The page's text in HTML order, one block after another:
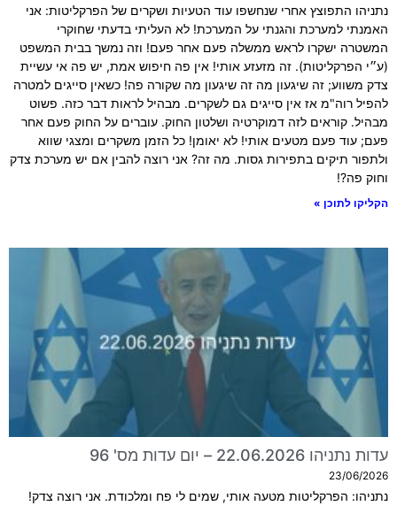
נתניהו התפוצץ אחרי שנחשפו עוד הטעיות ושקרים של הפרקליטות: אני
האמנתי למערכת והגנתי על המערכת! לא העליתי בדעתי שחוקרי
המשטרה ישקרו לראש ממשלה פעם אחר פעם! וזה נמשך בבית המשפט
(ע״י הפרקליטות). זה מזעזע אותי! אין פה חיפוש אמת, יש פה אי עשיית
צדק משווע; זה שיגעון מה זה שיגעון מה שקורה פה! כשאין סייגים למטרה
להפיל רוה"מ אז אין סייגים גם לשקרים. מבהיל לראות דבר כזה. פשוט
מבהיל. קוראים לזה דמוקרטיה ושלטון החוק. עוברים על החוק פעם אחר
פעם; עוד פעם מטעים אותי! לא יאומן! כל הזמן משקרים ומצגי שווא
ולתפור תיקים בתפירות גסות. מה זה? אני רוצה להבין אם יש מערכת צדק
וחוק פה?!
הקליקו לתוכן »
עדות נתניהו 22.06.2026 – יום עדות מס' 96
23/06/2026
נתניהו: הפרקליטות מטעה אותי, שמים לי פח ומלכודת. אני רוצה צדק!